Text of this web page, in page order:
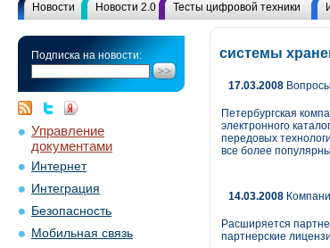
Новости Новости 2.0 Тесты цифровой техники
Подписка на новости:
Управление
документами
Интернет
Интеграция
Безопасность
Мобильная связь
системы
17.03.2008
Петербургская
электронного
передовых
все более
14.03.2008
Расширяется
партнерские